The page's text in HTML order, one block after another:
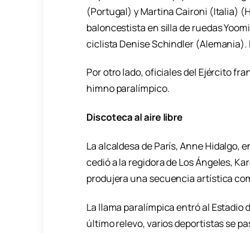
(Portugal) y Martina Caironi (Italia)
baloncestista en silla de ruedas
ciclista Denise Schindler (Alemania).
Por otro lado, oficiales del Ejército
himno paralímpico.
Discoteca al aire libre
La alcaldesa de París, Anne Hidalgo,
cedió a la regidora de Los Ángeles,
produjera una secuencia artística
La llama paralímpica entró al Estadio
último relevo, varios deportistas se